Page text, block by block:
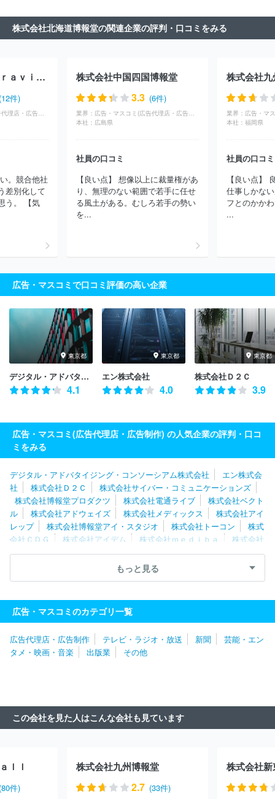
株式会社北海道博報堂の関連企業の評判・口コミをみる
株式会社博報堂Ｇｒａｖｉｔｙ
件)
。競合他社
差別化して
う。 【気
株式会社中国四国博報堂
3.3 (6件)
業界：
本社： 広島県
社員の口コミ
【良い点】 想像以上に裁量権があ
り、無理のない範囲で若手に任せ
る風土がある。むしろ若手の勢い
を...
株式会社
業界：
本社： 福岡県
社員の口コミ
【良い点】
仕事しかな
フとのかか
...
広告・マスコミで口コミ評価の高い企業
東京都
デジタル・アドバタイジング・コンソーシアム株式会社
4.1
東京都
エン株式会社
4.0
東京都
株式会社Ｄ２Ｃ
3.9
広告・マスコミ(広告代理店・広告制作) の人気企業の評判・口コ
ミをみる
デジタル・アドバタイジング・コンソーシアム株式会社
エン株式会
社
株式会社Ｄ２Ｃ
株式会社サイバー・コミュニケーションズ
株式会社博報堂プロダクツ
株式会社電通ライブ
株式会社ベクト
ル
株式会社アドウェイズ 株式会社メディックス
株式会社アイ
レップ
株式会社博報堂アイ・スタジオ 株式会社トーコン
株式
会社ＣＤＧ
株式会社アイデム 株式会社ｍｅｄｉｂａ
株式会社
新東通信
株式会社読売広告社 株式会社エクスクリエ
株式会社
株式会社サニーサイドアップグループ
株式会社アルフ
ァ
シー
ゲンダイエージェンシー株式会社
株式会社ファブリカホー
ルディングス
株式会社さんぽう
もっと見る
広告・マスコミのカテゴリ一覧
広告代理店・広告制作 テレビ・ラジオ・放送 新聞
芸能・エン
タメ・映画・音楽
出版業 その他
この会社を見た人はこんな会社も見ています
ｌｌ
件)
株式会社九州博報堂
2.7 (33件)
株式会社